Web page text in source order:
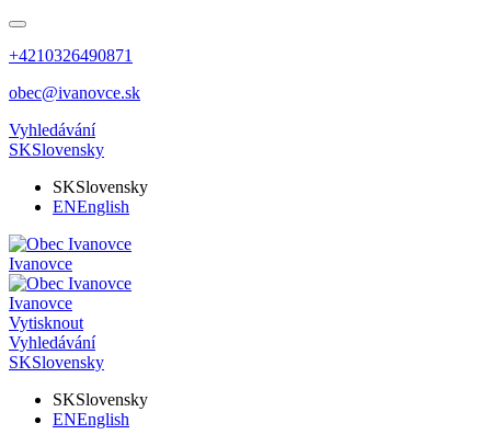
+4210326490871
obec@ivanovce.sk
Vyhledávání
SKSlovensky
SKSlovensky
ENEnglish
Ivanovce
Ivanovce
Vytisknout
Vyhledávání
SKSlovensky
SKSlovensky
ENEnglish